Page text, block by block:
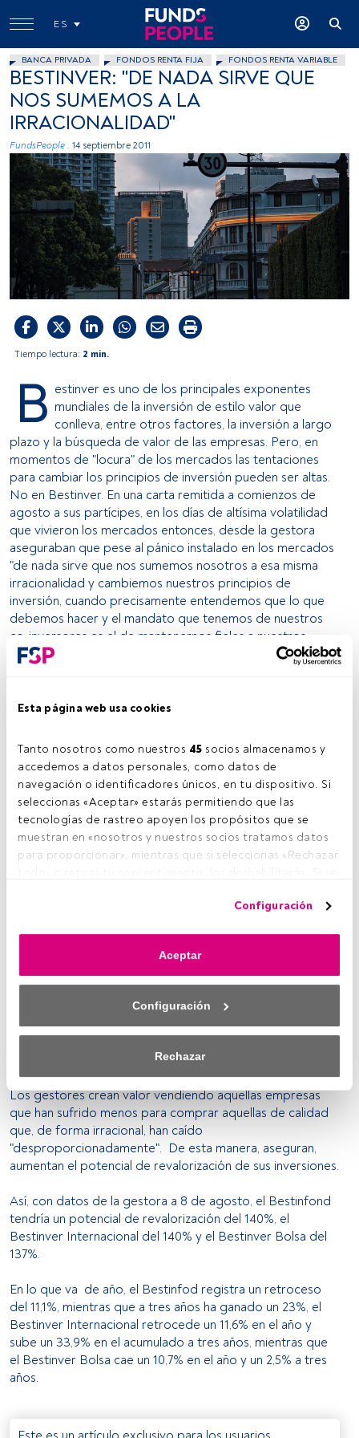
Esta página web usa cookies
Tanto nosotros como nuestros 45 socios almacenamos y
accedemos a datos personales, como datos de
navegación o identificadores únicos, en tu dispositivo. Si
seleccionas «Aceptar» estarás permitiendo que las
tecnologías de rastreo apoyen los propósitos que se
muestran en «nosotros y nuestros socios tratamos datos
para proporcionar», mientras que si seleccionas «Rechazar
anuncios que ves podrían dejar de ser relevantes para ti.
momento haciendo clic en el enlace «Preferencias de
privacidad» que aparece en la parte inferior de la página
la izquierda de la página web). Tus opciones tendrán
saber más, consulta nuestra política de privacidad.
datos para proporcionar:
Utilizar datos de localización geográfica precisa. Analizar
activamente las características del dispositivo para su
identificación. Almacenar la información en un dispositivo
Lista de asociados (proveedores)
Configuración
Aceptar
Configuración
Rechazar
ES
BANCA PRIVADA FONDOS RENTA FIJA FONDOS RENTA VARIABLE
BESTINVER: "DE NADA SIRVE QUE
NOS SUMEMOS A LA
IRRACIONALIDAD"
FundsPeople . 14 septiembre 2011
Tiempo lectura: 2 min.
B estinver es uno de los principales exponentes
mundiales de la inversión de estilo valor que
conlleva, entre otros factores, la inversión a largo
plazo y la búsqueda de valor de las empresas. Pero, en
momentos de "locura" de los mercados las tentaciones
para cambiar los principios de inversión pueden ser altas.
No en Bestinver. En una carta remitida a comienzos de
agosto a sus partícipes, en los días de altísima volatilidad
que vivieron los mercados entonces, desde la gestora
aseguraban que pese al pánico instalado en los mercados
"de nada sirve que nos sumemos nosotros a esa misma
irracionalidad y cambiemos nuestros principios de
inversión, cuando precisamente entendemos que lo que
debemos hacer y el mandato que tenemos de nuestros
co-inversores es el de mantenernos fieles a nuestros
principios". Hoy, un mes más tarde de aquellas palabras,
desde la gestora aseguran que siguen siendo plenamente
su estilo de gestión.
Su mensaje positivo y alentador no pretende, no obstante
"alentar a nadie a invertir en un mercado con la volatilidad
actual (cada uno es dueño de sus actos)" pero busca
recordar sus principios fundamantales. Aseguran que
estos mercados son "considerados como una
oportunidad de inversión más que como una venta
Beltrán Paragés, recuerda que el trabajo al que los
activos/empresas y no la previsión del comportamiento
de los mercados que, dicen, "en muchas ocasiones
responde a razones ajenas a la marcha de los negocios de
las empresas" que estudian y en las que invierten. Dicen no
estar alejados de lo que ocurre en el mundo, pero creen
que las decisiones de inversión atendiendo únicamente a
Los gestores crean valor vendiendo aquellas empresas
que han sufrido menos para comprar aquellas de calidad
que, de forma irracional, han caído
"desproporcionadamente". De esta manera, aseguran,
aumentan el potencial de revalorización de sus inversiones.
Así, con datos de la gestora a 8 de agosto, el Bestinfond
tendría un potencial de revalorización del 140%, el
Bestinver Internacional del 140% y el Bestinver Bolsa del
137%.
En lo que va de año, el Bestinfod registra un retroceso
del 11,1%, mientras que a tres años ha ganado un 23%, el
Bestinver Internacional retrocede un 11,6% en el año y
sube un 33,9% en el acumulado a tres años, mientras que
el Bestinver Bolsa cae un 10,7% en el año y un 2,5% a tres
años.